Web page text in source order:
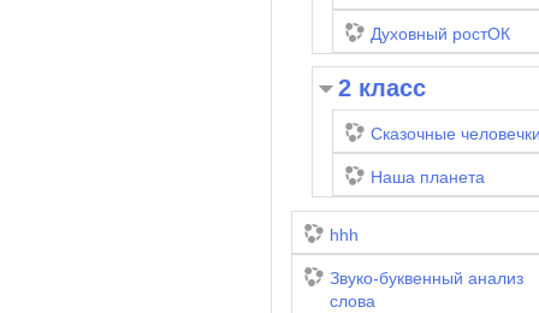
Духовный ростОК
2 класс
Сказочные
Наша планета
hhh
Звуко-буквенный анализ
слова